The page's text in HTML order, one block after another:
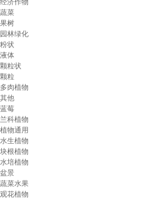
经济作物
蔬菜
果树
园林绿化
粉状
液体
颗粒状
颗粒
多肉植物
其他
蓝莓
兰科植物
植物通用
水生植物
块根植物
水培植物
盆景
蔬菜水果
观花植物